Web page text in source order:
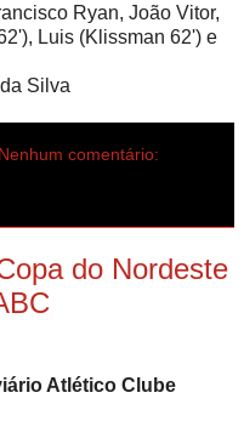
Ryan, João Vitor,
Luis (Klissman 62') e
Silva
Nenhum comentário:
do Nordeste
Atlético Clube